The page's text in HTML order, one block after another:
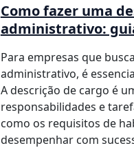
Como fazer uma
administrativo:
Para empresas que
administrativo, é
A descrição de cargo é
responsabilidades e
como os requisitos de
desempenhar com